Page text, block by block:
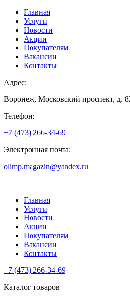
Главная
Услуги
Новости
Акции
Покупателям
Вакансии
Контакты
Адрес:
Воронеж, Московский проспект, д.
Телефон:
+7 (473) 266-34-69
Электронная почта:
olimp.magazin@yandex.ru
Главная
Услуги
Новости
Акции
Покупателям
Вакансии
Контакты
+7 (473) 266-34-69
Каталог товаров